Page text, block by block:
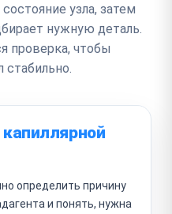
узла, затем
нужную деталь.
проверка, чтобы
стабильно.
определить причину
и понять, нужна